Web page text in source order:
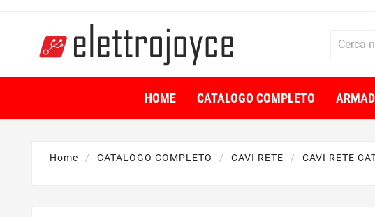
HOME CATALOGO COMPLETO
Home CATALOGO COMPLETO CAVI RETE CAVI RETE